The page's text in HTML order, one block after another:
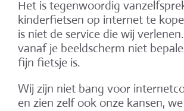
Het is tegenwoordig
kinderfietsen op internet te
is niet de service die wij
vanaf je beeldscherm niet
fijn fietsje is.
Wij zijn niet bang voor
en zien zelf ook onze kansen,